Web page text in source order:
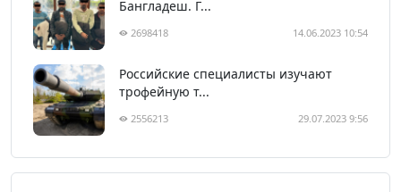
Бангладеш. Г...
2698418 14.06.2023 10:54
Российские специалисты изучают
трофейную т...
2556213 29.07.2023 9:56